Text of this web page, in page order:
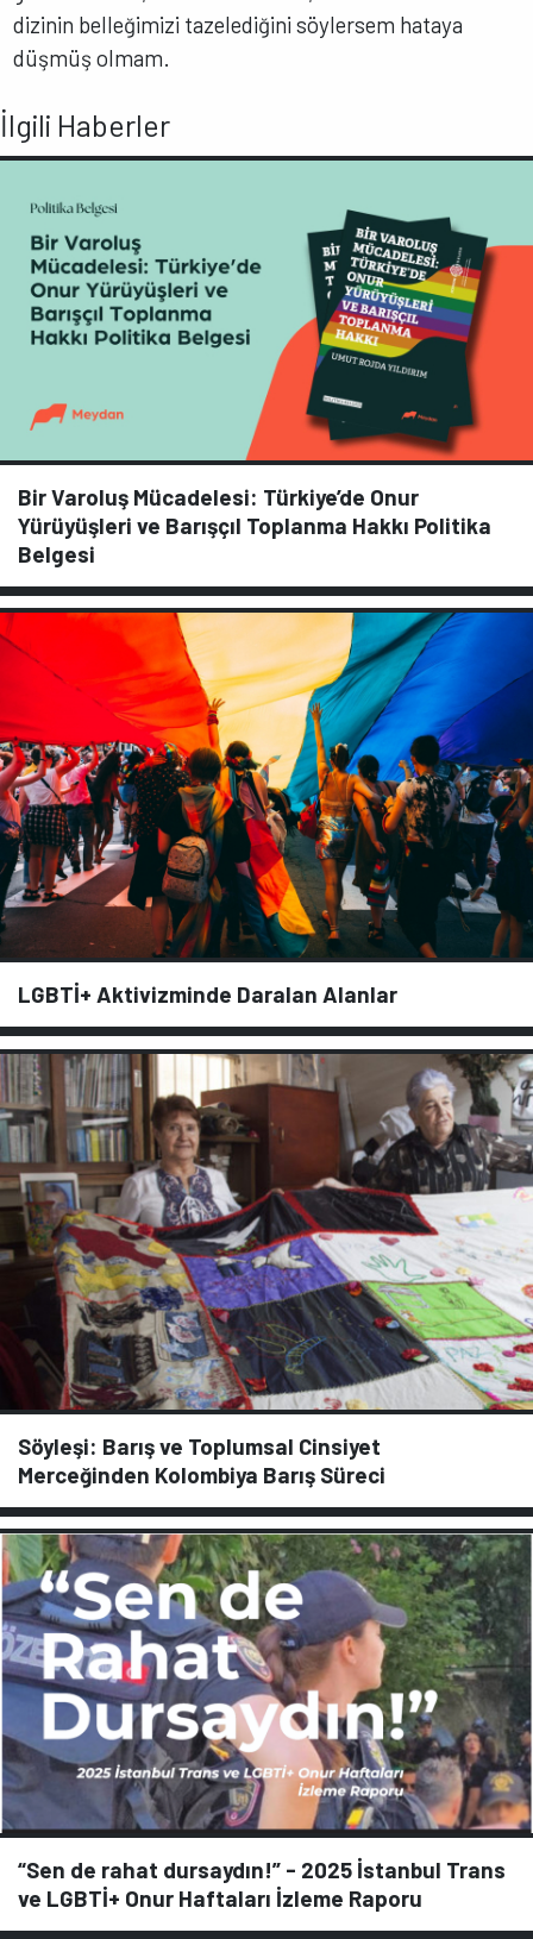
dizinin belleğimizi tazelediğini söylersem hataya
düşmüş olmam.
İlgili Haberler
Bir Varoluş Mücadelesi: Türkiye’de Onur
Yürüyüşleri ve Barışçıl Toplanma Hakkı Politika
Belgesi
LGBTİ+ Aktivizminde Daralan Alanlar
Söyleşi: Barış ve Toplumsal Cinsiyet
Merceğinden Kolombiya Barış Süreci
“Sen de rahat dursaydın!” - 2025 İstanbul Trans
ve LGBTİ+ Onur Haftaları İzleme Raporu